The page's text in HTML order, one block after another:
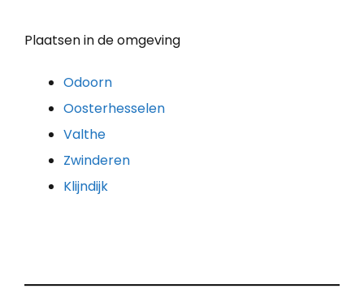
Plaatsen in de omgeving
Odoorn
Oosterhesselen
Valthe
Zwinderen
Klijndijk